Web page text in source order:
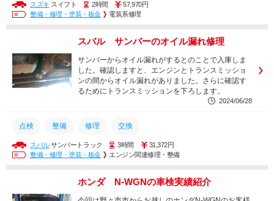
スズキ スイフト 2時間
57,970円
整備・修理・塗装・板金
電装系修理
スバル サンバーのオイル漏れ修理
サンバーからオイル漏れがするとのことで入庫しま
した。確認しますと、エンジンとトランスミッショ
ンの間からオイル漏れがありました。さらに確認す
るためにトランスミッションを下ろします。
2024/06/28
点検 整備 修理 交換
スバルサンバートラック 3時間
31,372円
整備・修理・塗装・板金
エンジン関連修理・整備
ホンダ N-WGNの車検実績紹介